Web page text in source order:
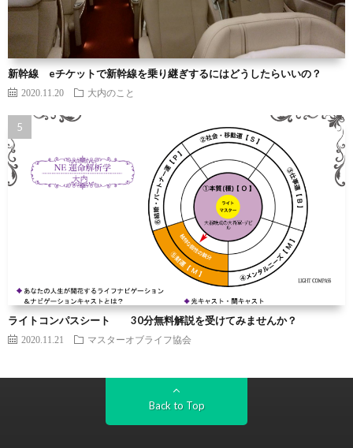
新幹線 eチケットで新幹線を乗り継ぎするにはどうしたらいいの？
2020.11.20 大内のこと
ライトコンパスシート 30分無料解説を受けてみませんか？
2020.11.21 マスターオブライフ協会
Back to Top